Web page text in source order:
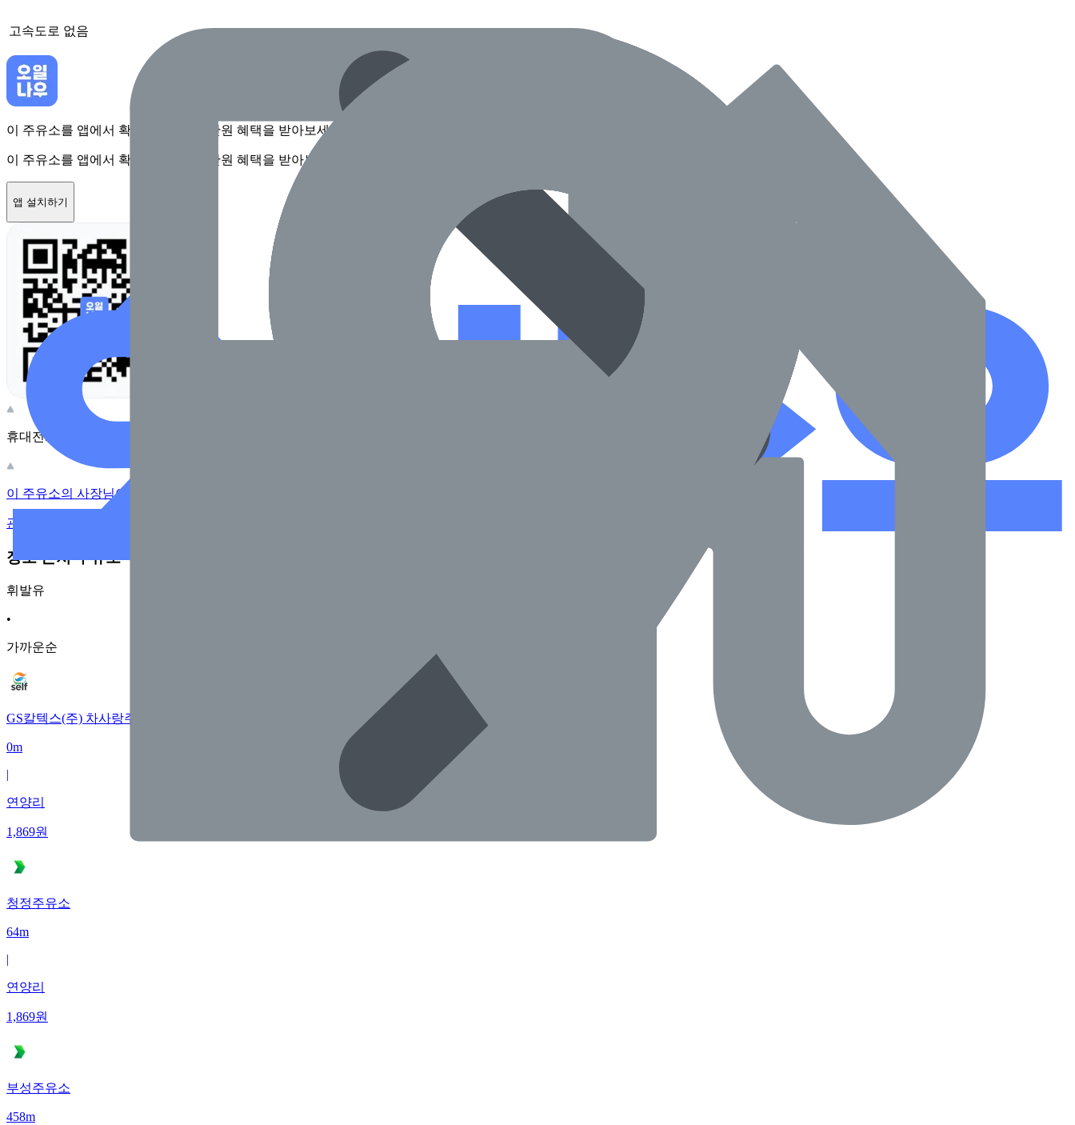
고속도로 없음
이 주유소를 앱에서 확인하고 최대 1만원 혜택을 받아보세요
이 주유소를 앱에서 확인하고 최대 1만원 혜택을 받아보세요
앱 설치하기
휴대전화 카메라로 찍어보세요
이 주유소의 사장님이신가요?
관리하기
장소 근처 주유소
휘발유
•
가까운순
GS칼텍스(주) 차사랑주유소
0m
|
연양리
1,869원
청정주유소
64m
|
연양리
1,869원
부성주유소
458m